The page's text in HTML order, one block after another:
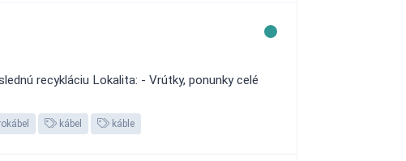
recykláciu Lokalita: - Vrútky, ponunky celé
kábel káble